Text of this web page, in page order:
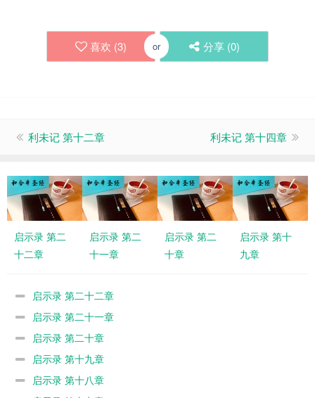
喜欢 (3) or 分享 (0)
利未记 第十二章 利未记 第十四章
启示录 第二
十二章
启示录 第二
十一章
启示录 第二
十章
启示录 第十
九章
启示录 第二十二章
启示录 第二十一章
启示录 第二十章
启示录 第十九章
启示录 第十八章